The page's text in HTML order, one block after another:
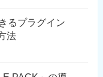
るプラグイン
法